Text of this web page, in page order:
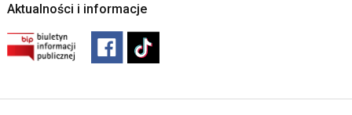
Aktualności i informacje